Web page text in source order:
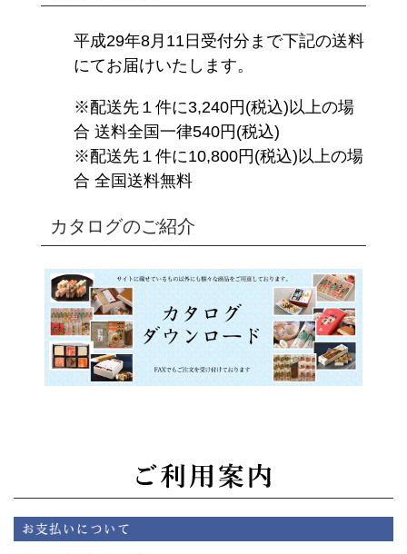
平成29年8月11日受付分まで下記の送料
にてお届けいたします。
※配送先１件に3,240円(税込)以上の場
合 送料全国一律540円(税込)
※配送先１件に10,800円(税込)以上の場
合 全国送料無料
カタログのご紹介